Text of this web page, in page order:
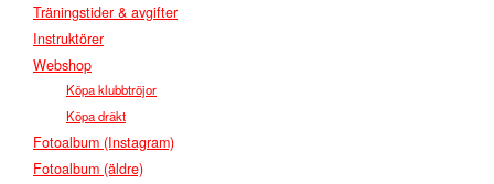
Träningstider & avgifter
Instruktörer
Webshop
Köpa klubbtröjor
Köpa dräkt
Fotoalbum (Instagram)
Fotoalbum (äldre)